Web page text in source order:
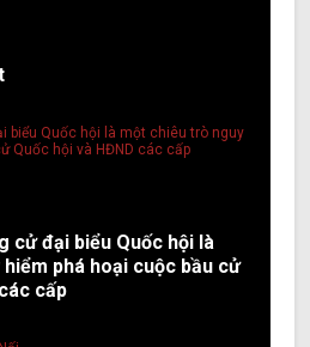
cử đại biểu Quốc hội là
phá hoại cuộc bầu cử
cấp